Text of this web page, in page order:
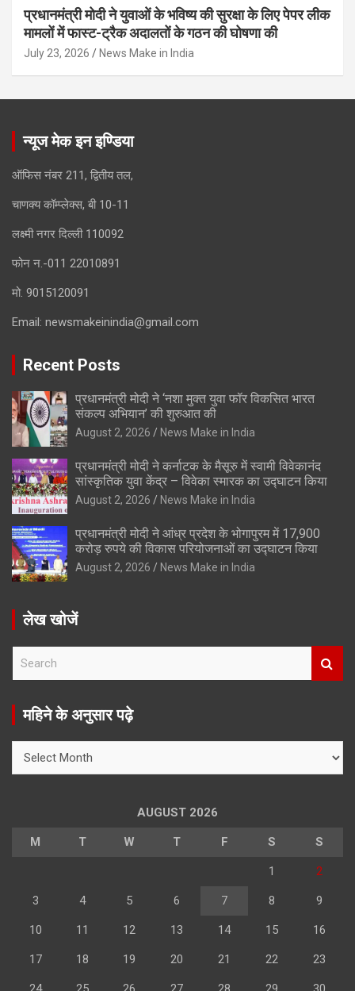
प्रधानमंत्री मोदी ने युवाओं के भविष्य की सुरक्षा के लिए पेपर लीक
मामलों में फास्ट-ट्रैक अदालतों के गठन की घोषणा की
July 23, 2026 News Make in India
न्यूज मेक इन इण्डिया
ऑफिस नंबर 211, द्वितीय तल,
चाणक्य कॉम्प्लेक्स, बी 10-11
लक्ष्मी नगर दिल्ली 110092
फोन न.-011 22010891
मो. 9015120091
Email: newsmakeinindia@gmail.com
Recent Posts
प्रधानमंत्री मोदी ने ‘नशा मुक्त युवा फॉर विकसित भारत
संकल्प अभियान’ की शुरुआत की
August 2, 2026 News Make in India
प्रधानमंत्री मोदी ने कर्नाटक के मैसूरु में स्वामी विवेकानंद
सांस्कृतिक युवा केंद्र – विवेका स्मारक का उद्घाटन किया
August 2, 2026 News Make in India
प्रधानमंत्री मोदी ने आंध्र प्रदेश के भोगापुरम में 17,900
करोड़ रुपये की विकास परियोजनाओं का उद्घाटन किया
August 2, 2026 News Make in India
लेख खोजें
r
महिने के अनुसार पढ़े
AUGUST 2026
M T W T F S S
1 2
3 4 5 6 7 8 9
10 11 12 13 14 15 16
17 18 19 20 21 22 23